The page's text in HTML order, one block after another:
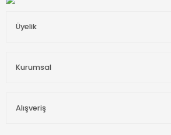
Üyelik
Kurumsal
Alışveriş